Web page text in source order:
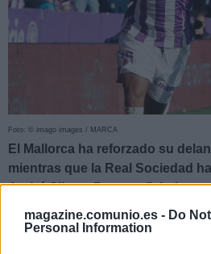
magazine.comunio.es - Do
Personal Information
Foto: © imago images / MARCA
El Mallorca ha reforzado su
mientras que la Real Sociedad
André Silva. ¿Buenos fichajes
Comunio?
Cyle Larin (Mallorca, delantero,